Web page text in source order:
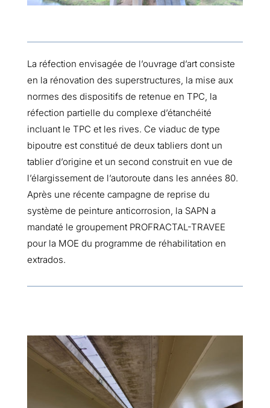
La réfection envisagée de l’ouvrage d’art consiste
en la rénovation des superstructures, la mise aux
normes des dispositifs de retenue en TPC, la
réfection partielle du complexe d’étanchéité
incluant le TPC et les rives. Ce viaduc de type
bipoutre est constitué de deux tabliers dont un
tablier d’origine et un second construit en vue de
l’élargissement de l’autoroute dans les années 80.
Après une récente campagne de reprise du
système de peinture anticorrosion, la SAPN a
mandaté le groupement PROFRACTAL-TRAVEE
pour la MOE du programme de réhabilitation en
extrados.